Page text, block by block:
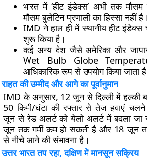
भारत में ‘हीट इंडेक्स’ अभी तक मौसम
मौसम बुलेटिन प्रणाली का हिस्सा नहीं है।
IMD ने हाल ही में स्थानीय हीट इंडेक्स
शुरू किया है।
कई अन्य देश जैसे अमेरिका और
Wet Bulb Globe
आधिकारिक रूप से उपयोग किया जाता
राहत की उम्मीद और आगे का पूर्वानुमान
IMD के अनुसार, 12 जून से दिल्ली में हल्की
50 किमी/घंटा की रफ्तार से तेज हवाएं
जून से रेड अलर्ट को येलो अलर्ट में बदला
जून तक गर्मी कम हो सकती है और 18 जून
से नीचे आने की संभावना है।
उत्तर भारत तप रहा, दक्षिण में मानसून सक्रिय